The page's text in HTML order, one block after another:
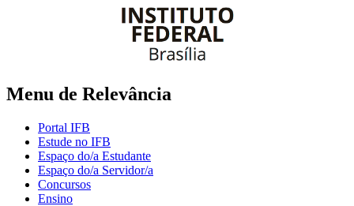
Menu de Relevância
Portal IFB
Estude no IFB
Espaço do/a Estudante
Espaço do/a Servidor/a
Concursos
Ensino